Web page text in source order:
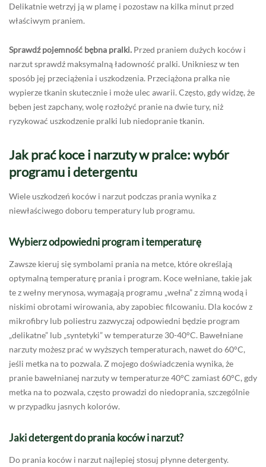
Delikatnie wetrzyj ją w plamę i pozostaw na kilka minut przed
właściwym praniem.
Sprawdź pojemność bębna pralki. Przed praniem dużych koców i
narzut sprawdź maksymalną ładowność pralki. Unikniesz w ten
sposób jej przeciążenia i uszkodzenia. Przeciążona pralka nie
wypierze tkanin skutecznie i może ulec awarii. Często, gdy widzę, że
bęben jest zapchany, wolę rozłożyć pranie na dwie tury, niż
ryzykować uszkodzenie pralki lub niedopranie tkanin.
Jak prać koce i narzuty w pralce: wybór
programu i detergentu
Wiele uszkodzeń koców i narzut podczas prania wynika z
niewłaściwego doboru temperatury lub programu.
Wybierz odpowiedni program i temperaturę
Zawsze kieruj się symbolami prania na metce, które określają
optymalną temperaturę prania i program. Koce wełniane, takie jak
te z wełny merynosa, wymagają programu „wełna” z zimną wodą i
niskimi obrotami wirowania, aby zapobiec filcowaniu. Dla koców z
mikrofibry lub poliestru zazwyczaj odpowiedni będzie program
„delikatne” lub „syntetyki” w temperaturze 30-40°C. Bawełniane
narzuty możesz prać w wyższych temperaturach, nawet do 60°C,
jeśli metka na to pozwala. Z mojego doświadczenia wynika, że
pranie bawełnianej narzuty w temperaturze 40°C zamiast 60°C, gdy
metka na to pozwala, często prowadzi do niedoprania, szczególnie
w przypadku jasnych kolorów.
Jaki detergent do prania koców i narzut?
Do prania koców i narzut najlepiej stosuj płynne detergenty.